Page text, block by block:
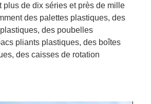
plus de dix séries et près de mille
des palettes plastiques, des
des poubelles
pliants plastiques, des boîtes
des caisses de rotation